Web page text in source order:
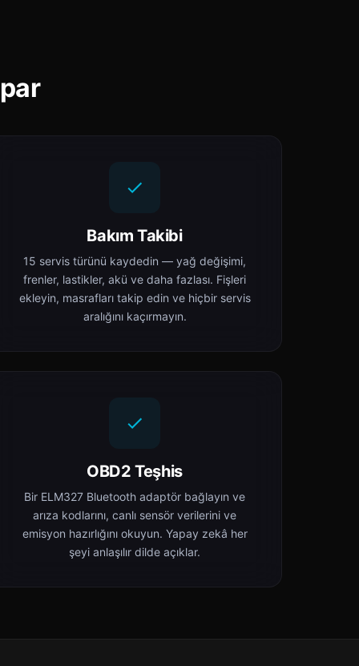
Bakım Takibi
15 servis türünü kaydedin — yağ değişimi,
frenler, lastikler, akü ve daha fazlası. Fişleri
ekleyin, masrafları takip edin ve hiçbir servis
aralığını kaçırmayın.
OBD2 Teşhis
Bir ELM327 Bluetooth adaptör bağlayın ve
arıza kodlarını, canlı sensör verilerini ve
emisyon hazırlığını okuyun. Yapay zekâ her
şeyi anlaşılır dilde açıklar.